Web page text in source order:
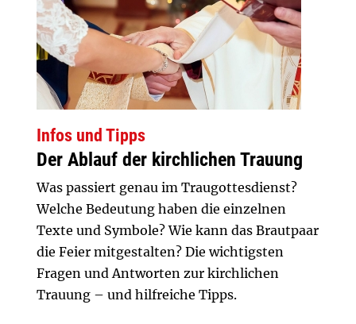
Infos und Tipps
Der Ablauf der kirchlichen Trauung
Was passiert genau im Traugottesdienst?
Welche Bedeutung haben die einzelnen
Texte und Symbole? Wie kann das Brautpaar
die Feier mitgestalten? Die wichtigsten
Fragen und Antworten zur kirchlichen
Trauung – und hilfreiche Tipps.